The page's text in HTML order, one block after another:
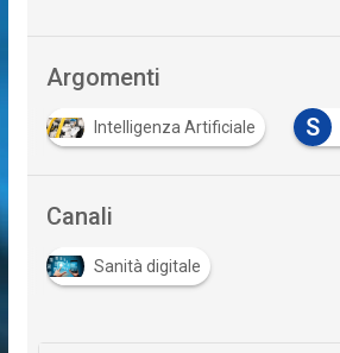
Argomenti
Intelligenza Artificiale S
Canali
Sanità digitale